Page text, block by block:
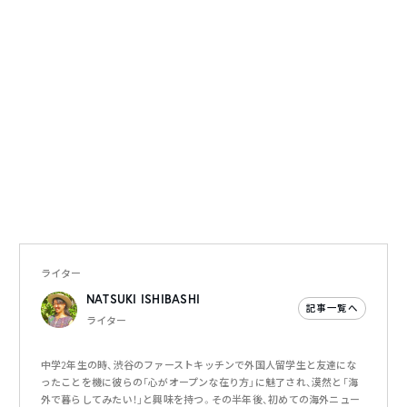
ライター
NATSUKI ISHIBASHI
ライター
記事一覧へ
中学2年生の時、渋谷のファーストキッチンで外国人留学生と友達にな
ったことを機に彼らの「心がオープンな在り方」に魅了され、漠然と「海
外で暮らしてみたい！」と興味を持つ。その半年後、初めての海外ニュー